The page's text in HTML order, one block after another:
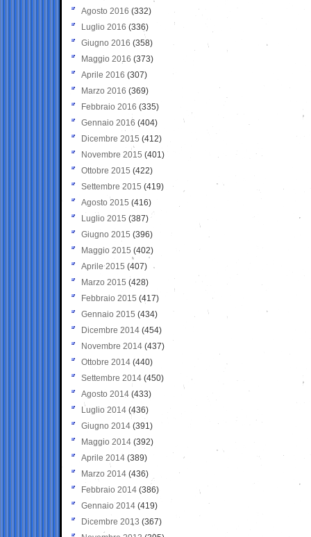
Agosto 2016 (332)
Luglio 2016 (336)
Giugno 2016 (358)
Maggio 2016 (373)
Aprile 2016 (307)
Marzo 2016 (369)
Febbraio 2016 (335)
Gennaio 2016 (404)
Dicembre 2015 (412)
Novembre 2015 (401)
Ottobre 2015 (422)
Settembre 2015 (419)
Agosto 2015 (416)
Luglio 2015 (387)
Giugno 2015 (396)
Maggio 2015 (402)
Aprile 2015 (407)
Marzo 2015 (428)
Febbraio 2015 (417)
Gennaio 2015 (434)
Dicembre 2014 (454)
Novembre 2014 (437)
Ottobre 2014 (440)
Settembre 2014 (450)
Agosto 2014 (433)
Luglio 2014 (436)
Giugno 2014 (391)
Maggio 2014 (392)
Aprile 2014 (389)
Marzo 2014 (436)
Febbraio 2014 (386)
Gennaio 2014 (419)
Dicembre 2013 (367)